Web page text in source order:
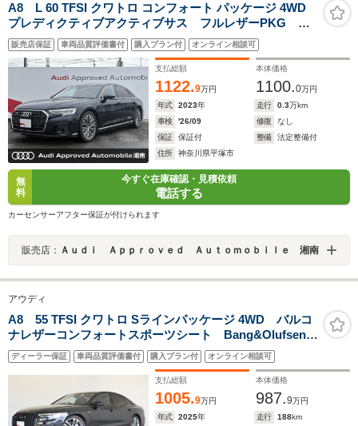
A8 L 60 TFSI クワトロ コンフォート パッケージ 4WD
プレディクティブアクティブサス フルレザーPKG エ
アクオリティPKG コンフォートコンツアーリアシー
ト リアスポーツディフェンシャル Bang&Olufsen
OP20インチAW 1オーナー
販売店保証 車両品質評価書付 購入プラン付 オンライン相談可
支払総額
1122.9万円
本体価格
1100.0万円
年式
2023年 走行 0.3万km
車検
'26/09 修復
なし
保証
保証付 整備
法定整備付
住所
神奈川県平塚市
無
料
今すぐ在庫確認・見積依頼
電話する
カーセンサーアフター保証が付けられます
販売店： Ａｕｄｉ Ａｐｐｒｏｖｅｄ Ａｕｔｏｍｏｂｉｌｅ 湘南
アウディ
A8 55 TFSI クワトロ Sラインパッケージ 4WD バルコ
ナレザーコンフォートスポーツシート Bang&Olufsen
デジタルマトリクスLED コンフォートパッケージ
Slineパッケージ アシスタンスパッケージ ブラックス
ディーラー保証 車両品質評価書付 購入プラン付 オンライン相談可
支払総額
1005.9万円
本体価格
987.9万円
年式
2025年 走行 188km